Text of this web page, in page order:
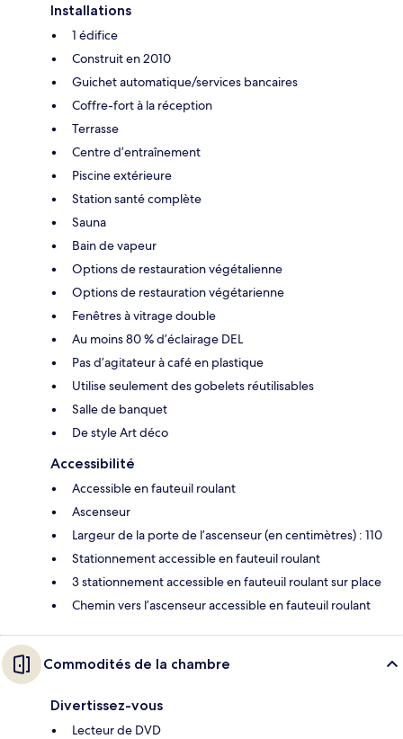
Installations
1 édifice
Construit en 2010
Guichet automatique/services bancaires
Coffre-fort à la réception
Terrasse
Centre d’entraînement
Piscine extérieure
Station santé complète
Sauna
Bain de vapeur
Options de restauration végétalienne
Options de restauration végétarienne
Fenêtres à vitrage double
Au moins 80 % d’éclairage DEL
Pas d’agitateur à café en plastique
Utilise seulement des gobelets réutilisables
Salle de banquet
De style Art déco
Accessibilité
Accessible en fauteuil roulant
Ascenseur
Largeur de la porte de l’ascenseur (en centimètres) : 110
Stationnement accessible en fauteuil roulant
3 stationnement accessible en fauteuil roulant sur place
Chemin vers l’ascenseur accessible en fauteuil roulant
Commodités de la chambre
Divertissez-vous
Lecteur de DVD